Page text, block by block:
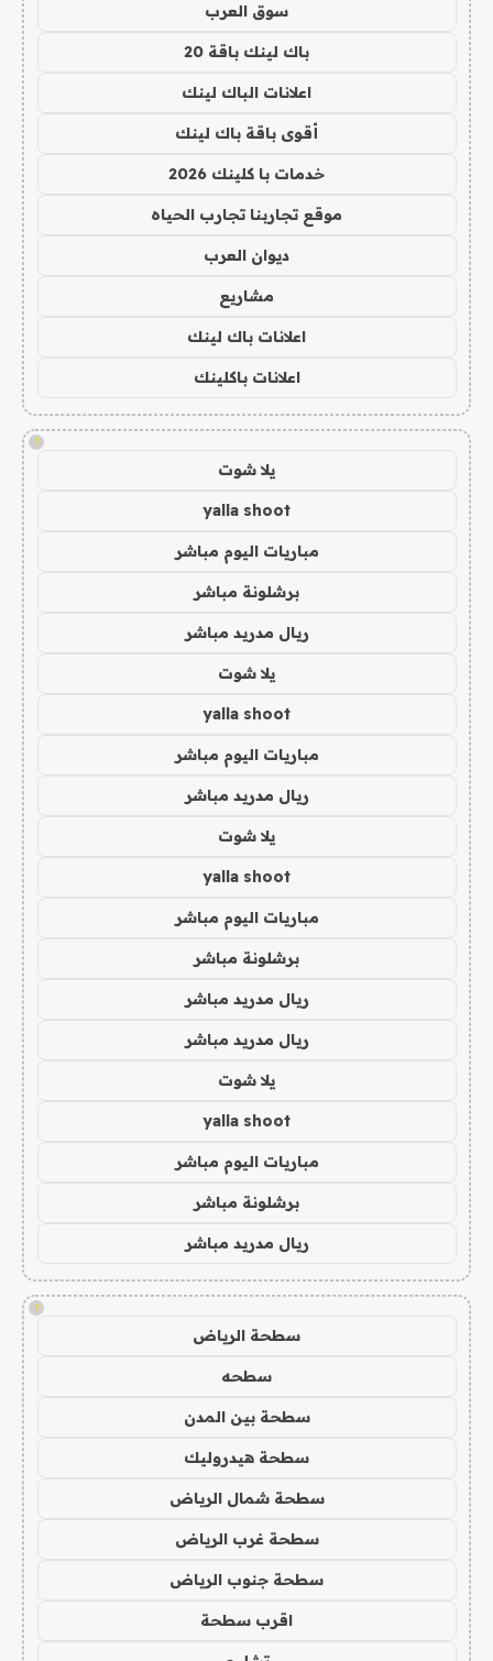
سوق العرب
باك لينك باقة 20
اعلانات الباك لينك
أقوى باقة باك لينك
خدمات با كلينك 2026
موقع تجاربنا تجارب الحياه
ديوان العرب
مشاريع
اعلانات باك لينك
اعلانات باكلينك
!
يلا شوت
yalla shoot
مباريات اليوم مباشر
برشلونة مباشر
ريال مدريد مباشر
يلا شوت
yalla shoot
مباريات اليوم مباشر
ريال مدريد مباشر
يلا شوت
yalla shoot
مباريات اليوم مباشر
برشلونة مباشر
ريال مدريد مباشر
ريال مدريد مباشر
يلا شوت
yalla shoot
مباريات اليوم مباشر
برشلونة مباشر
ريال مدريد مباشر
!
سطحة الرياض
سطحه
سطحة بين المدن
سطحة هيدروليك
سطحة شمال الرياض
سطحة غرب الرياض
سطحة جنوب الرياض
اقرب سطحة